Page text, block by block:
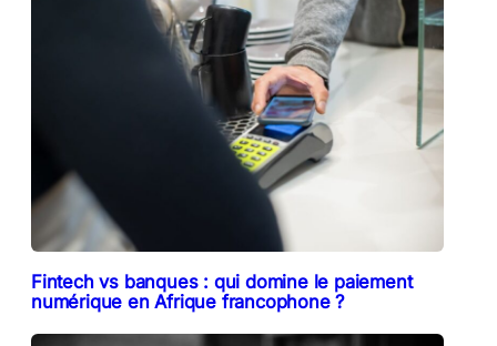
Fintech vs banques : qui domine le paiement
numérique en Afrique francophone ?